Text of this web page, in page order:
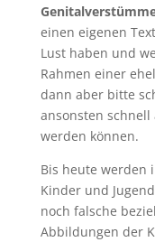
einen eigenen
Lust haben und
Rahmen einer
dann aber bitte
ansonsten schnell
werden können.
Bis heute werden
Kinder und
noch falsche
Abbildungen der